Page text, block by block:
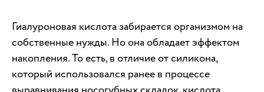
Гиалуроновая кислота забирается организмом на
собственные нужды. Но она обладает эффектом
накопления. То есть, в отличие от силикона,
который использовался ранее в процессе